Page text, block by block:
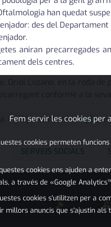
han quedat
des del
aniran precarregades
dels centres.
conforme a la
L'Ajuntament amplia
SERVEIS SOCIALS
Fem servir les cookies per
cookies permeten
cookies ens ajuden a
a través de «Google
cookies s'utilitzen per a
millors anuncis que s'ajustin als